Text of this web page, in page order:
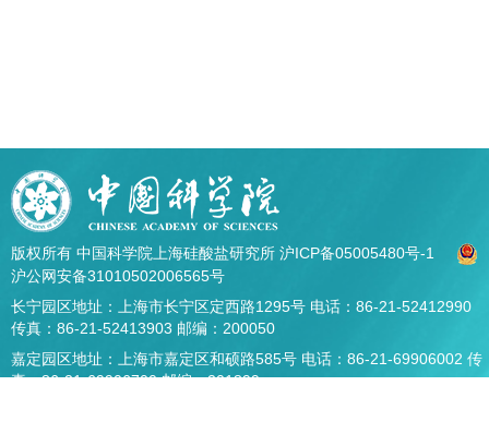
版权所有 中国科学院上海硅酸盐研究所 沪ICP备05005480号-1
沪公网安备31010502006565号
长宁园区地址：上海市长宁区定西路1295号 电话：86-21-52412990
传真：86-21-52413903 邮编：200050
嘉定园区地址：上海市嘉定区和硕路585号 电话：86-21-69906002 传
真：86-21-69906700 邮编：201899